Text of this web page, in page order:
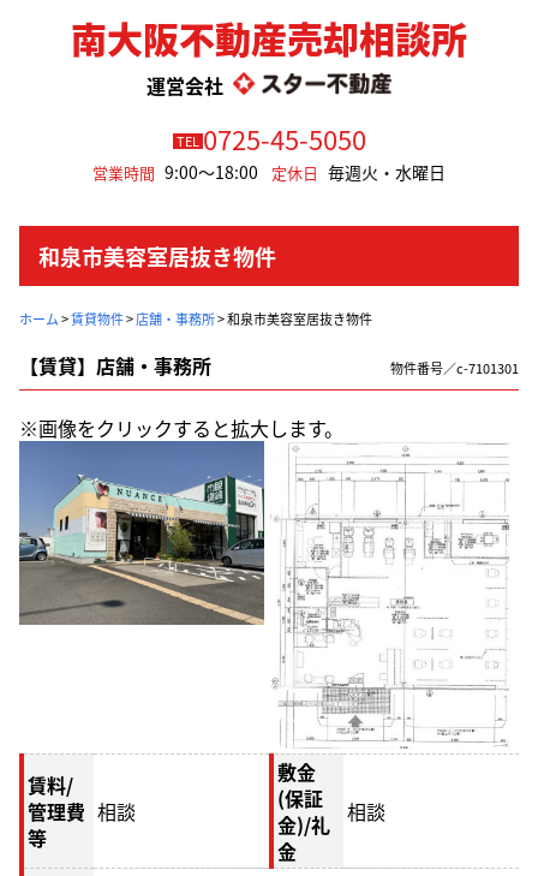
南大阪不動産売却相談所
運営会社
TEL0725-45-5050
営業時間 9:00～18:00 定休日 毎週火・水曜日
和泉市美容室居抜き物件
ホーム>賃貸物件>店舗・事務所>和泉市美容室居抜き物件
【賃貸】店舗・事務所 物件番号／c-7101301
※画像をクリックすると拡大します。
賃料/
管理費
等
相談
敷金
(保証
金)/礼
金
相談